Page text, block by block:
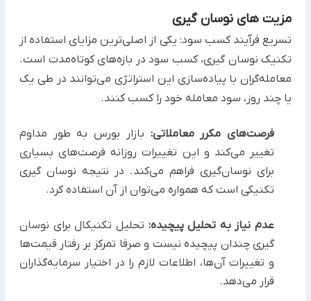
مزیت های نوسان گیری
تسریع فرآیند کسب سود: یکی از اصلی‌ترین مزایای استفاده از
تکنیک نوسان گیری، کسب سود در بازه‌های کوتاه‌مدت است.
معامله‌گران با پیاده‌سازی این استراتژی می‌توانند در طی یک
یا چند روز، سود معامله خود را کسب کنند.
فرصت‌های مکرر معاملاتی: بازار بورس به طور مداوم
تغییر می‌کند و این تغییرات روزانه فرصت‌های بسیاری
برای نوسان‌گیری فراهم می‌کند. در نتیجه نوسان گیری
تکنیکی است که همواره می‌توان از آن استفاده کرد.
عدم نیاز به تحلیل پیچیده: تحلیل تکنیکال برای نوسان
گیری چندان پیچیده نیست و صرفا تمرکز بر رفتار قیمت‌ها
و تغییرات آن‌ها، اطلاعات لازم را در اختیار سرمایه‌گذاران
قرار می‌دهد.